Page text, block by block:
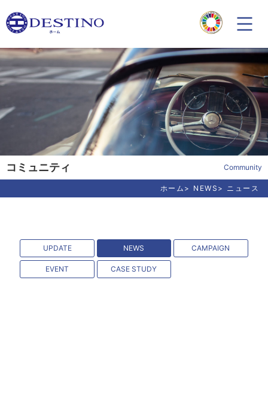
コミュニティ Community
ホーム NEWS ニュース
UPDATE NEWS CAMPAIGN
EVENT CASE STUDY